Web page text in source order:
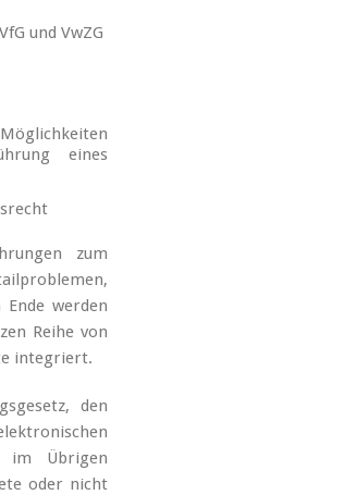
und VwZG
eines
zum
werden
Reihe von
integriert.
den
im Übrigen
oder nicht